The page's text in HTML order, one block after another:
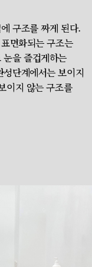
구조를 짜게 된다.
면화되는 구조는
눈을 즐겁게하는
단계에서는 보이지
이지 않는 구조를